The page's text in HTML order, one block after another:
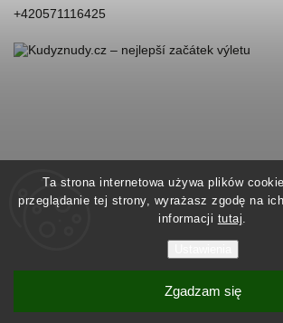
Ta strona internetowa używa plików
przeglądanie tej strony, wyrażasz zgodę na
informacji tutaj.
Zgadzam się
+420571116425
World of Stones. Wszystkie